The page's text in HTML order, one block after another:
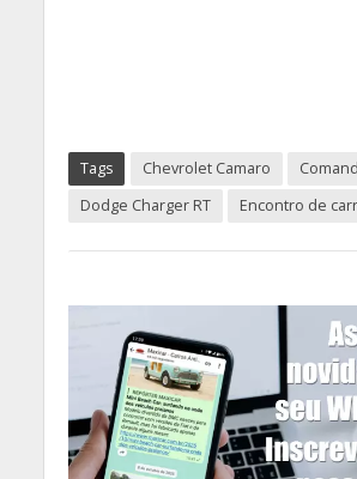
Tags Chevrolet Camaro
Dodge Charger RT
Encontro de